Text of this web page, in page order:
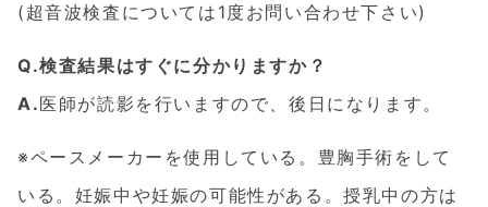
(超音波検査については1度お問い合わせ下さい)
Q.検査結果はすぐに分かりますか？
A.医師が読影を行いますので、後日になります。
※ペースメーカーを使用している。豊胸手術をして
いる。妊娠中や妊娠の可能性がある。授乳中の方は